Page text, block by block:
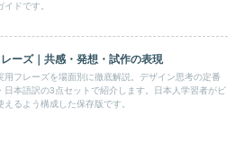
ドです。
ーズ｜共感・発想・試作の表現
用フレーズを場面別に徹底解説。デザイン思考の定番
日本語訳の3点セットで紹介します。日本人学習者がビ
るよう構成した保存版です。